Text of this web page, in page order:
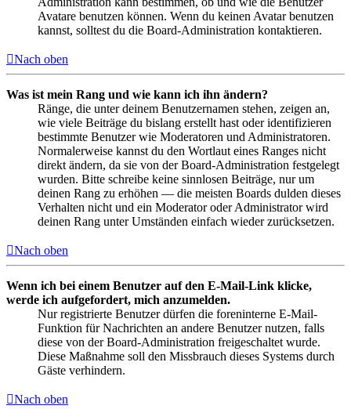
Avatare benutzen können. Wenn du keinen Avatar benutzen
kannst, solltest du die Board-Administration kontaktieren.
Nach oben
Was ist mein Rang und wie kann ich ihn ändern?
Ränge, die unter deinem Benutzernamen stehen, zeigen an,
wie viele Beiträge du bislang erstellt hast oder identifizieren
bestimmte Benutzer wie Moderatoren und Administratoren.
Normalerweise kannst du den Wortlaut eines Ranges nicht
direkt ändern, da sie von der Board-Administration festgelegt
wurden. Bitte schreibe keine sinnlosen Beiträge, nur um
deinen Rang zu erhöhen — die meisten Boards dulden dieses
Verhalten nicht und ein Moderator oder Administrator wird
deinen Rang unter Umständen einfach wieder zurücksetzen.
Nach oben
Wenn ich bei einem Benutzer auf den E-Mail-Link klicke,
werde ich aufgefordert, mich anzumelden.
Nur registrierte Benutzer dürfen die foreninterne E-Mail-
Funktion für Nachrichten an andere Benutzer nutzen, falls
diese von der Board-Administration freigeschaltet wurde.
Diese Maßnahme soll den Missbrauch dieses Systems durch
Gäste verhindern.
Nach oben